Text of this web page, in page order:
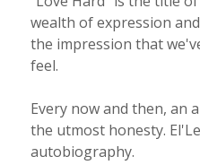
wealth of expression
the impression that
feel.
Every now and then,
the utmost honesty.
autobiography.